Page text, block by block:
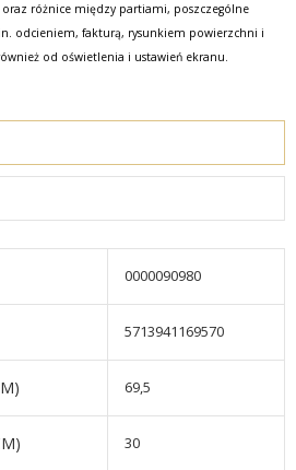
różnice między partiami, poszczególne
odcieniem, fakturą, rysunkiem powierzchni i
od oświetlenia i ustawień ekranu.
0000090980
5713941169570
69,5
30